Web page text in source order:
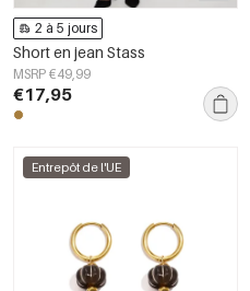
2 à 5 jours
Short en jean Stass
MSRP €49,99
€17,95
Entrepôt de l'UE